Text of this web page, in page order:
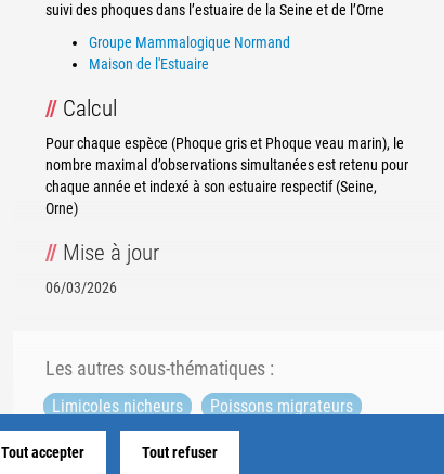
suivi des phoques dans l’estuaire de la Seine et de l’Orne
Groupe Mammalogique Normand
Maison de l'Estuaire
Calcul
Pour chaque espèce (Phoque gris et Phoque veau marin), le
nombre maximal d’observations simultanées est retenu pour
chaque année et indexé à son estuaire respectif (Seine,
Orne)
Mise à jour
06/03/2026
Les autres sous-thématiques :
Limicoles nicheurs
Poissons migrateurs
Oxygénation des eaux
Tout accepter Tout refuser